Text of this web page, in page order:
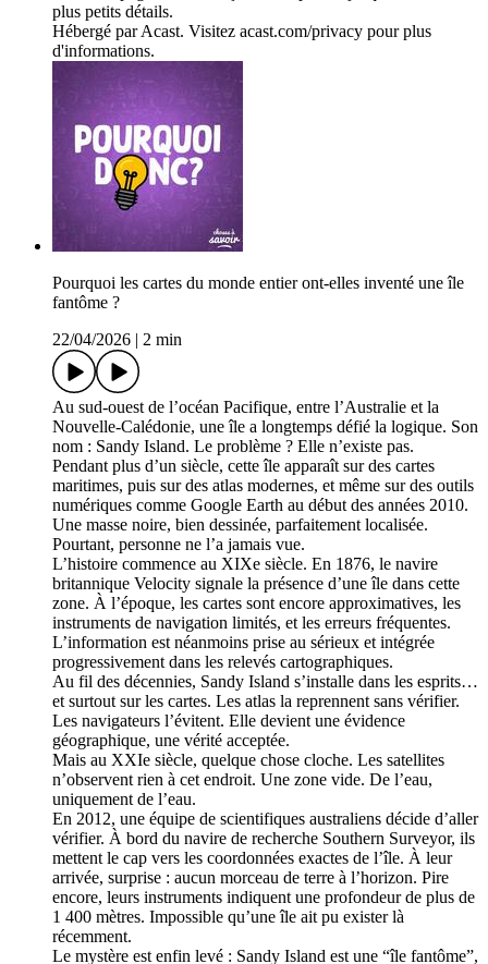
plus petits détails.
Hébergé par Acast. Visitez acast.com/privacy pour plus
d'informations.
Pourquoi les cartes du monde entier ont-elles inventé une île
fantôme ?
22/04/2026
2 min
Au sud-ouest de l’océan Pacifique, entre l’Australie et la
Nouvelle-Calédonie, une île a longtemps défié la logique. Son
nom : Sandy Island. Le problème ? Elle n’existe pas.
Pendant plus d’un siècle, cette île apparaît sur des cartes
maritimes, puis sur des atlas modernes, et même sur des outils
numériques comme Google Earth au début des années 2010.
Une masse noire, bien dessinée, parfaitement localisée.
Pourtant, personne ne l’a jamais vue.
L’histoire commence au XIXe siècle. En 1876, le navire
britannique Velocity signale la présence d’une île dans cette
zone. À l’époque, les cartes sont encore approximatives, les
instruments de navigation limités, et les erreurs fréquentes.
L’information est néanmoins prise au sérieux et intégrée
progressivement dans les relevés cartographiques.
Au fil des décennies, Sandy Island s’installe dans les esprits…
et surtout sur les cartes. Les atlas la reprennent sans vérifier.
Les navigateurs l’évitent. Elle devient une évidence
géographique, une vérité acceptée.
Mais au XXIe siècle, quelque chose cloche. Les satellites
n’observent rien à cet endroit. Une zone vide. De l’eau,
uniquement de l’eau.
En 2012, une équipe de scientifiques australiens décide d’aller
vérifier. À bord du navire de recherche Southern Surveyor, ils
mettent le cap vers les coordonnées exactes de l’île. À leur
arrivée, surprise : aucun morceau de terre à l’horizon. Pire
encore, leurs instruments indiquent une profondeur de plus de
1 400 mètres. Impossible qu’une île ait pu exister là
récemment.
Le mystère est enfin levé : Sandy Island est une “île fantôme”,